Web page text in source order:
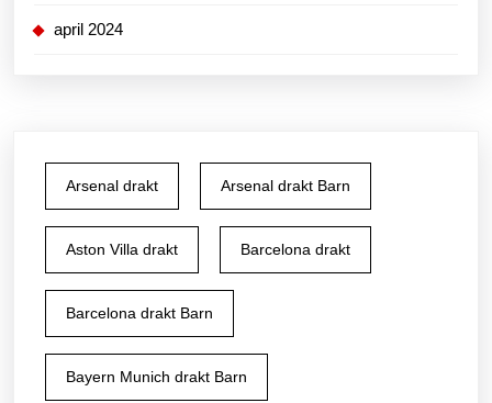
april 2024
Arsenal drakt Arsenal drakt Barn
Aston Villa drakt Barcelona drakt
Barcelona drakt Barn
Bayern Munich drakt Barn